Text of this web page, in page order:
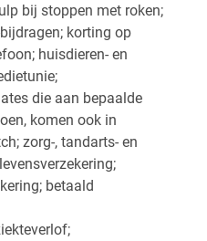
bij stoppen met roken;
korting op
huisdieren- en
die aan bepaalde
komen ook in
zorg-, tandarts- en
betaald